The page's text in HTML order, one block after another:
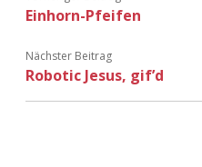
Einhorn-Pfeifen
Nächster Beitrag
Robotic Jesus, gif’d